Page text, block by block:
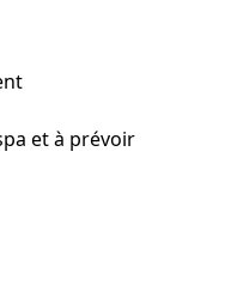
et à prévoir